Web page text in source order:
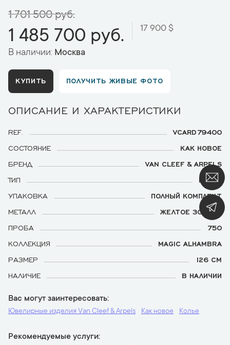
1 701 500 руб.
1 485 700 руб. 17 900 $
В наличии: Москва
КУПИТЬ ПОЛУЧИТЬ ЖИВЫЕ ФОТО
ОПИСАНИЕ И ХАРАКТЕРИСТИКИ
REF.
VCARD79400
СОСТОЯНИЕ
КАК НОВОЕ
БРЕНД
VAN CLEEF & ARPELS
ТИП
КОЛЬЕ
УПАКОВКА
ПОЛНЫЙ КОМПЛЕКТ
МЕТАЛЛ
ЖЕЛТОЕ ЗОЛОТО
ПРОБА
750
КОЛЛЕКЦИЯ
MAGIC ALHAMBRA
РАЗМЕР
126 СМ
НАЛИЧИЕ
В НАЛИЧИИ
Вас могут заинтересовать
Ювелирные изделия Van Cleef & Arpels Как новое Колье
Рекомендуемые услуги